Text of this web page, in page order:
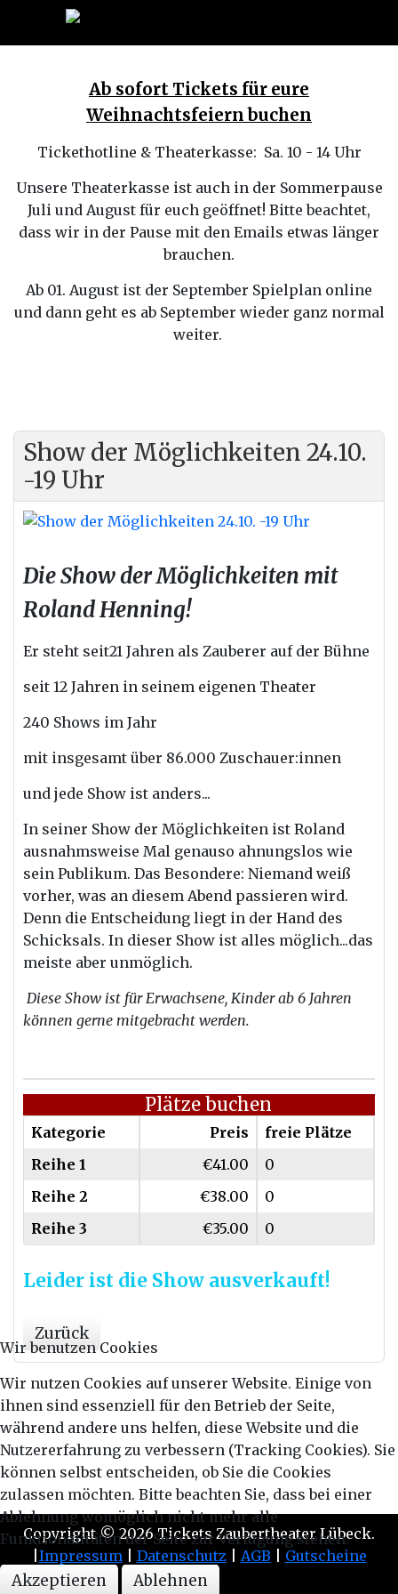
Ab sofort Tickets für eure
Weihnachtsfeiern buchen
Tickethotline & Theaterkasse: Sa. 10 - 14 Uhr
Unsere Theaterkasse ist auch in der Sommerpause
Juli und August für euch geöffnet! Bitte beachtet,
dass wir in der Pause mit den Emails etwas länger
brauchen.
Ab 01. August ist der September Spielplan online
und dann geht es ab September wieder ganz normal
weiter.
Show der Möglichkeiten 24.10.
-19 Uhr
Die Show der Möglichkeiten mit
Roland Henning!
Er steht seit21 Jahren als Zauberer auf der Bühne
seit 12 Jahren in seinem eigenen Theater
240 Shows im Jahr
mit insgesamt über 86.000 Zuschauer:innen
und jede Show ist anders...
In seiner Show der Möglichkeiten ist Roland
ausnahmsweise Mal genauso ahnungslos wie
sein Publikum. Das Besondere: Niemand weiß
vorher, was an diesem Abend passieren wird.
Denn die Entscheidung liegt in der Hand des
Schicksals. In dieser Show ist alles möglich...das
meiste aber unmöglich.
Diese Show ist für Erwachsene, Kinder ab 6 Jahren
können gerne mitgebracht werden.
Plätze buchen
Kategorie Preis
freie Plätze
Reihe 1
€41.00
0
Reihe 2
€38.00
0
Reihe 3
€35.00 0
Leider ist die Show ausverkauft!
Zurück
Copyright © 2026 Tickets Zaubertheater Lübeck.
Impressum| Datenschutz| AGB
Gutscheine
Design ByPrimer Themes
Wir benutzen Cookies
Wir nutzen Cookies auf unserer Website. Einige von
ihnen sind essenziell für den Betrieb der Seite,
während andere uns helfen, diese Website und die
Nutzererfahrung zu verbessern (Tracking Cookies). Sie
können selbst entscheiden, ob Sie die Cookies
zulassen möchten. Bitte beachten Sie, dass bei einer
Ablehnung womöglich nicht mehr alle
Funktionalitäten der Seite zur Verfügung stehen.
Akzeptieren Ablehnen